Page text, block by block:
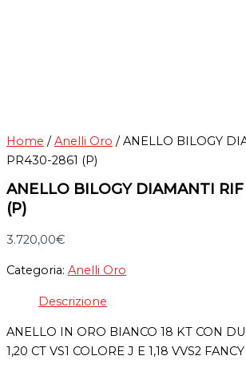
Home /Anelli Oro / ANELLO BILOGY
PR430-2861 (P)
ANELLO BILOGY DIAMANTI
(P)
3.720,00€
Categoria: Anelli Oro
Descrizione
ANELLO IN ORO BIANCO 18 KT CON
1,20 CT VS1 COLORE J E 1,18 VVS2